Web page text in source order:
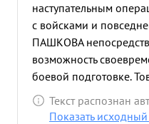
наступательным
с войсками и
ПАШКОВА
возможность
боевой подготовке.
непосредственно
младших командиров
Текст распознан
Показать